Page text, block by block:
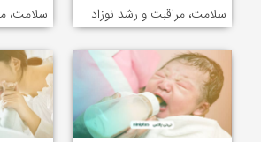
سلامت، مراقبت و رشد نوزاد
سلامت،